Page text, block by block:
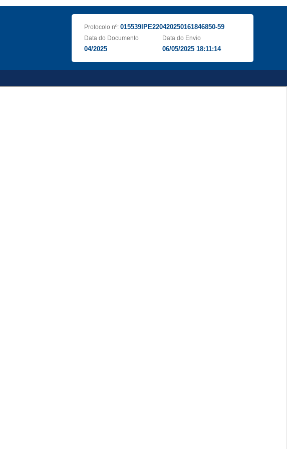
Protocolo nº: 015539IPE220420250161846850-59
Data do Documento
04/2025
Data do Envio
06/05/2025 18:11:14